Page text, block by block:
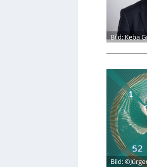
Bild: Keba
Bild: